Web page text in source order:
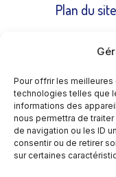
Pour offrir les
technologies telles que
informations des
nous permettra de
de navigation ou les ID
consentir ou de retirer
sur certaines
Plan du site